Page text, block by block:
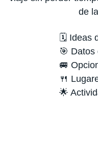
de
🗓️ Ideas
🎯 Datos
🚐
🍴
🌟